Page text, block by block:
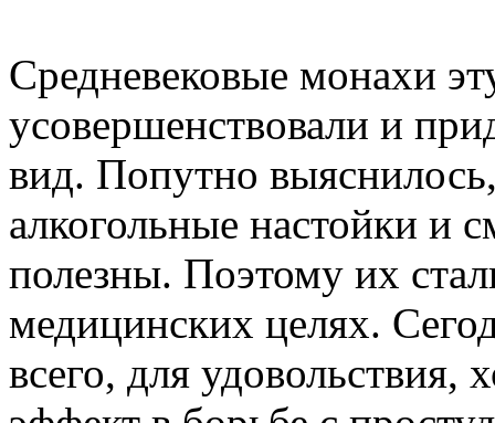
Средневековые монахи
усовершенствовали и
вид. Попутно
алкогольные настойки и
полезны. Поэтому их
медицинских целях.
всего, для удовольствия,